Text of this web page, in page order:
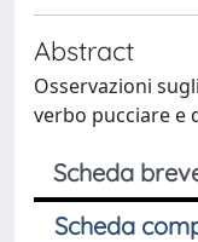
Abstract
Osservazioni
verbo pucciare e
Scheda
Scheda